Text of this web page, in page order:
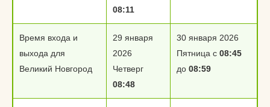
08:11
Время входа и
выхода для
Великий Новгород
29 января
2026
Четверг
08:48
30 января 2026
Пятница с 08:45
до 08:59